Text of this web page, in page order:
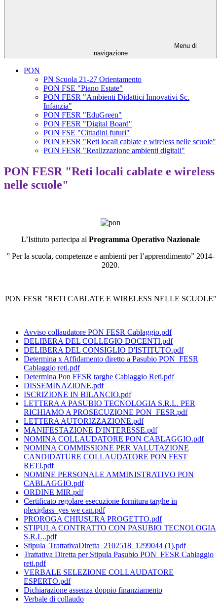
Menu di
navigazione
PON
PN Scuola 21-27 Orientamento
PON FSE "Piano Estate"
PON FESR "Ambienti Didattici Innovativi Sc.
Infanzia"
PON FESR "EduGreen"
PON FESR "Digital Board"
PON FSE "Cittadini futuri"
PON FESR "Reti locali cablate e wireless nelle scuole"
PON FESR "Realizzazione ambienti digitali"
PON FESR "Reti locali cablate e wireless
nelle scuole"
L’Istituto partecipa al Programma Operativo Nazionale
” Per la scuola, competenze e ambienti per l’apprendimento” 2014-
2020.
PON FESR "RETI CABLATE E WIRELESS NELLE SCUOLE"
Avviso collaudatore PON FESR Cablaggio.pdf
DELIBERA DEL COLLEGIO DOCENTI.pdf
DELIBERA DEL CONSIGLIO D'ISTITUTO.pdf
Determina x Affidamento diretto a Pasubio PON_FESR
Cablaggio reti.pdf
Determina Pon FESR targhe Cablaggio Reti.pdf
DISSEMINAZIONE.pdf
ISCRIZIONE IN BILANCIO.pdf
LETTERA A PASUBIO TECNOLOGIA S.R.L. PER
RICHIAMO A PROSECUZIONE PON_FESR.pdf
LETTERA AUTORIZZAZIONE.pdf
MANIFESTAZIONE D'INTERESSE.pdf
NOMINA COLLAUDATORE PON CABLAGGIO.pdf
NOMINA COMMISSIONE PER VALUTAZIONE
CANDIDATURE COLLAUDATORE PON FEST
RETI.pdf
NOMINE PERSONALE AMMINISTRATIVO PON
CABLAGGIO.pdf
ORDINE MIR.pdf
Certificato regolare esecuzione fornitura targhe in
plexiglass_yes we can.pdf
PROROGA CHIUSURA PROGETTO.pdf
STIPULA CONTRATTO CON PASUBIO TECNOLOGIA
S.R.L..pdf
Stipula_TrattativaDiretta_2102518_1299044 (1).pdf
Trattativa Diretta per Stipula Pasubio PON_FESR Cablaggio
reti.pdf
VERBALE SELEZIONE COLLAUDATORE
ESPERTO.pdf
Dichiarazione assenza doppio finanziamento
Verbale di collaudo